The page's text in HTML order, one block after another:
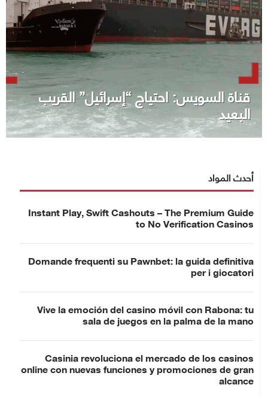
قناة السويس: احتياج “إسرائيل” القريب
البعيد
أحدث المواد
Instant Play, Swift Cashouts – The Premium Guide
to No Verification Casinos
Domande frequenti su Pawnbet: la guida definitiva
per i giocatori
Vive la emoción del casino móvil con Rabona: tu
sala de juegos en la palma de la mano
Casinia revoluciona el mercado de los casinos
online con nuevas funciones y promociones de gran
alcance